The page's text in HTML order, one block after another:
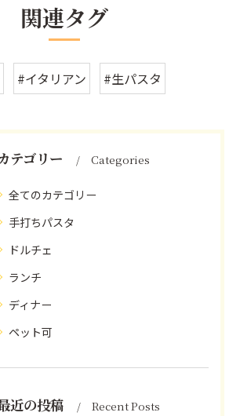
関連タグ
#イタリアン #生パスタ
テゴリー Categories
全てのカテゴリー
手打ちパスタ
ドルチェ
ランチ
ディナー
ペット可
近の投稿 Recent Posts